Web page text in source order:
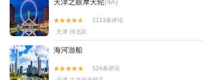


2113条评论
天津·河北区
海河游船


524条评论